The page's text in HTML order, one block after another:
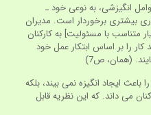
انگیزشی، به نوعی خود ـ
بیشتری برخوردار است. مدیران
متناسب با مسئولیت] به کارکنان
کار را بر اساس ابتکار عمل خود
(همان، ص7)
ایجاد انگیزه نمی بیند، بلکه
می داند. که این نظریه قابل